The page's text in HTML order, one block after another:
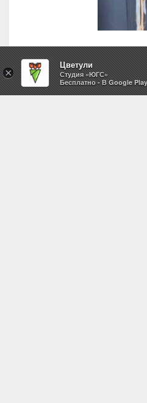
×
Цветули
Студия «ЮГС»
Бесплатно - В Google Play